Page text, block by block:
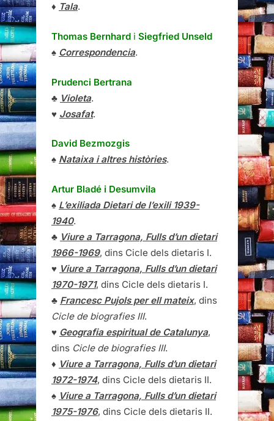
♦ Tala.
Thomas Bernhard i Siegfried Unseld
♠ Correspondencia.
Prudenci Bertrana
♣ Violeta.
♥ Josafat.
David Bezmozgis
♠ Nataixa i altres històries.
Artur Bladé i Desumvila
♠ L’exiliada Dietari de l’exili 1939-
1940.
♣ Viure a Tarragona, Fulls d’un dietari
1966-1969, dins Cicle dels dietaris I.
♥ Viure a Tarragona, Fulls d’un dietari
1970-1971, dins Cicle dels dietaris I.
♣ Francesc Pujols per ell mateix, dins
Cicle de biografies III.
♥ Geografia espiritual de Catalunya,
dins Cicle de biografies III.
♦ Viure a Tarragona, Fulls d’un dietari
1972-1974, dins Cicle dels dietaris II.
♠ Viure a Tarragona, Fulls d’un dietari
1975-1976, dins Cicle dels dietaris II.